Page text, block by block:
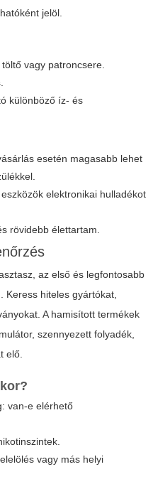
jelöl.
vagy patroncsere.
különböző íz- és
esetén magasabb lehet
elektronikai hulladékot
rövidebb élettartam.
az első és legfontosabb
Keress hiteles gyártókat,
A hamisított termékek
szennyezett folyadék,
elő.
van-e elérhető
vagy más helyi